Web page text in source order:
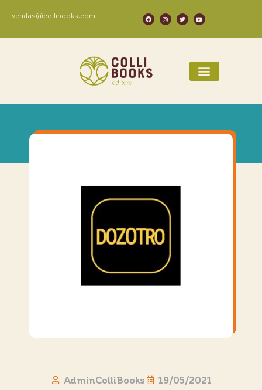
vendas@collibooks.com
AdminColliBooks 19/05/2021